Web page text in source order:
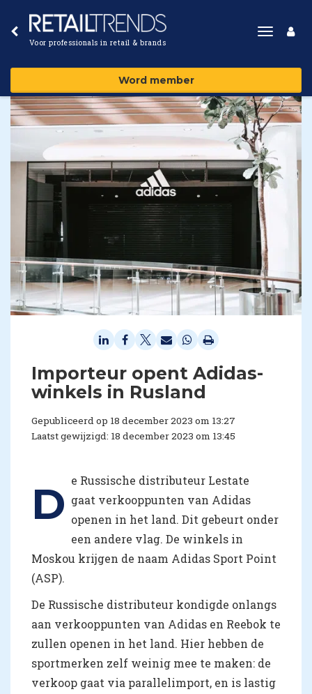
Voor professionals in retail & brands
Toggle
Word member
Importeur opent Adidas-
winkels in Rusland
Gepubliceerd op 18 december 2023 om 13:27
Laatst gewijzigd: 18 december 2023 om 13:45
D e Russische distributeur Lestate
gaat verkooppunten van Adidas
openen in het land. Dit gebeurt onder
een andere vlag. De winkels in
Moskou krijgen de naam Adidas Sport Point
(ASP).
De Russische distributeur kondigde onlangs
aan verkooppunten van Adidas en Reebok te
zullen openen in het land. Hier hebben de
sportmerken zelf weinig mee te maken: de
verkoop gaat via parallelimport, en is lastig